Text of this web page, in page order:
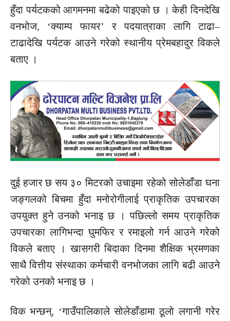
हुँदा पर्यटकको आगमनमा बढेको पाइएको छ । केही दिनदेखि
वनभोज, ‘क्याम्प फायर’ र पदयात्राका लागि टाढा–
टाढादेखि पर्यटक आउने गरेको स्थानीय प्रेमबहादुर विकले
बताए ।
दुई हजार छ सय ३० मिटरको उचाइमा रहेको सोलेडाँडा घना
जङ्गलको बिचमा हुँदा मनोरोगीलाई प्राकृतिक उपचारका
उपयुक्त हुने उनको भनाइ छ । पछिल्लो समय प्राकृतिक
उपचारका लागिभन्दा घुमफिर र रमाइलो गर्न आउने गरेको
विकले बताए । खासगरी बिदाका दिनमा शैक्षिक भ्रमणका
साथै वित्तीय संस्थाका कर्मचारी वनभोजका लागि बढी आउने
गरेको उनको भनाइ छ ।
विक भन्छन्, ‘गाउँपालिकाले सोलेडाँडामा ठूलो लगानी गरेर